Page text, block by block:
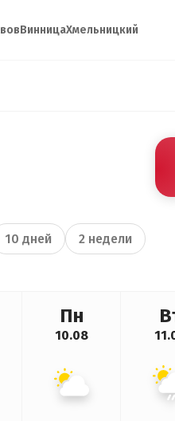
ВинницаХмельницкий
10 дней 2 недели
Пн
10.08